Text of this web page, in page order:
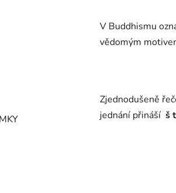
V Buddhismu
vědomým
Zjednodušeně
jednání přináší š